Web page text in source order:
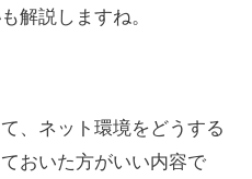
も解説しますね。
、ネット環境をどうする
おいた方がいい内容で